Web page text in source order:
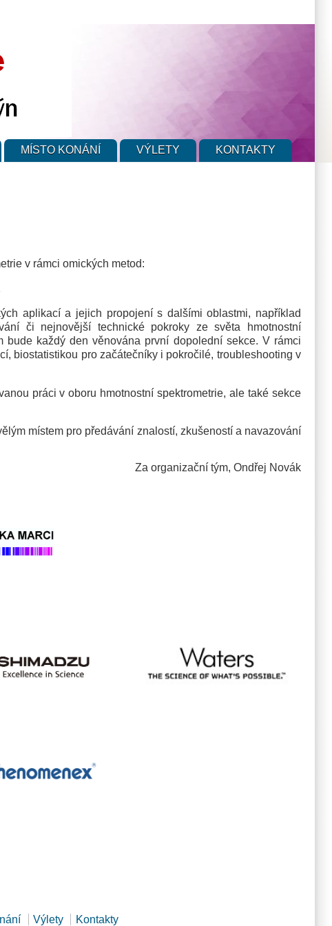
MÍSTO KONÁNÍ VÝLETY KONTAKTY
v rámci omických metod:
aplikací a jejich propojení s dalšími oblastmi, například
či nejnovější technické pokroky ze světa hmotnostní
bude každý den věnována první dopolední sekce. V rámci
biostatistikou pro začátečníky i pokročilé, troubleshooting v
práci v oboru hmotnostní spektrometrie, ale také sekce
místem pro předávání znalostí, zkušeností a navazování
Za organizační tým, Ondřej Novák
Výlety Kontakty